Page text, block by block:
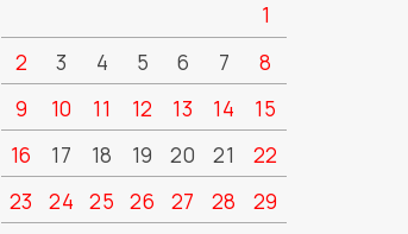
1
2
3 4 5 6 7
8
9
10 11 12 13 14
15
16
17 18 19 20 21
22
23
24 25 26 27 28
29